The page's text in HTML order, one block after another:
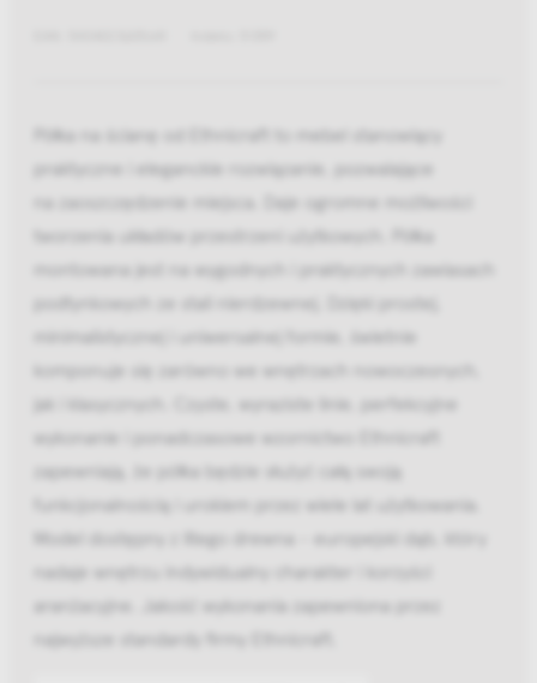
Półka na ścianę od Ethnicraft to mebel stanowiący
praktyczne i eleganckie rozwiązanie, pozwalające
na zaoszczędzenie miejsca. Daje ogromne możliwości
tworzenia układów przestrzeni użytkowych. Półka
montowana jest na wygodnych i praktycznych zawiasach
podtynkowych ze stali nierdzewnej. Dzięki prostej,
minimalistycznej i uniwersalnej formie, świetnie
komponuje się zarówno we wnętrzach nowoczesnych,
jak i klasycznych. Czyste, wyraziste linie, perfekcyjne
wykonanie i ponadczasowe wzornictwo Ethnicraft
zapewniają, że półka będzie służyć całą swoją
funkcjonalnością i urokiem przez wiele lat użytkowania.
Model dostępny z litego drewna - europejski dąb, który
nadaje wnętrzu indywidualny charakter i korzyści
aranżacyjne. Jakość wykonania zapewniona przez
najwyższe standardy firmy Ethnicraft.